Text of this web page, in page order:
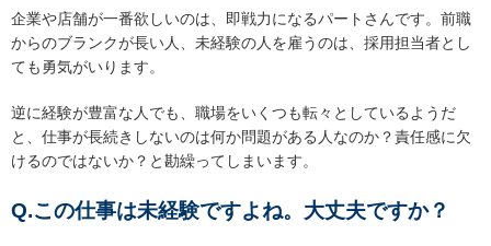
企業や店舗が一番欲しいのは、即戦力になるパートさんです。前職
からのブランクが長い人、未経験の人を雇うのは、採用担当者とし
ても勇気がいります。
逆に経験が豊富な人でも、職場をいくつも転々としているようだ
と、仕事が長続きしないのは何か問題がある人なのか？責任感に欠
けるのではないか？と勘繰ってしまいます。
Q.この仕事は未経験ですよね。大丈夫ですか？